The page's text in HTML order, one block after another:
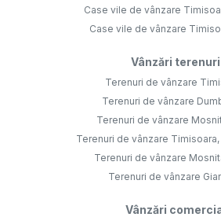
Case vile de vânzare
Case vile de vânzare
Vânzări terenuri
Terenuri de vânzare
Terenuri de vânzare
Terenuri de vânzare
Terenuri de vânzare
Terenuri de vânzare
Terenuri de vânzare
Vânzări